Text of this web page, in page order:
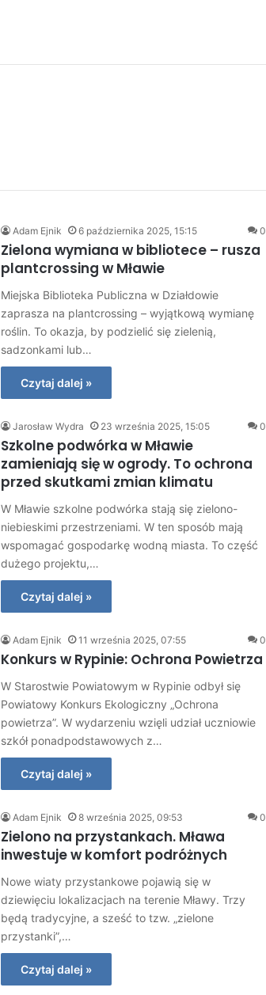
Adam Ejnik 6 października 2025, 15:15 0
Zielona wymiana w bibliotece – rusza
plantcrossing w Mławie
Miejska Biblioteka Publiczna w Działdowie
zaprasza na plantcrossing – wyjątkową wymianę
roślin. To okazja, by podzielić się zielenią,
sadzonkami lub…
Czytaj dalej »
Jarosław Wydra 23 września 2025, 15:05 0
Szkolne podwórka w Mławie
zamieniają się w ogrody. To ochrona
przed skutkami zmian klimatu
W Mławie szkolne podwórka stają się zielono-
niebieskimi przestrzeniami. W ten sposób mają
wspomagać gospodarkę wodną miasta. To część
dużego projektu,…
Czytaj dalej »
Adam Ejnik 11 września 2025, 07:55 0
Konkurs w Rypinie: Ochrona Powietrza
W Starostwie Powiatowym w Rypinie odbył się
Powiatowy Konkurs Ekologiczny „Ochrona
powietrza”. W wydarzeniu wzięli udział uczniowie
szkół ponadpodstawowych z…
Czytaj dalej »
Adam Ejnik 8 września 2025, 09:53 0
Zielono na przystankach. Mława
inwestuje w komfort podróżnych
Nowe wiaty przystankowe pojawią się w
dziewięciu lokalizacjach na terenie Mławy. Trzy
będą tradycyjne, a sześć to tzw. „zielone
przystanki”,…
Czytaj dalej »